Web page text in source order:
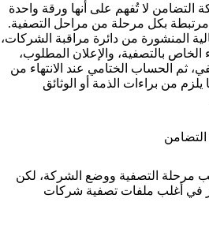
التضامن لا تُفهم على أنها ورقة واحدة
بكل مرحلة من مراحل التصفية.
المنشورة من دائرة مراقبة الشركات،
الخاص بالتصفية، والإعلان المطلوب،
ثم الحساب الختامي عند الانتهاء من
من براءات الذمة أو الوثائق
مرحلة التصفية ووضع الشركة، لكن
في أغلب ملفات تصفية شركات